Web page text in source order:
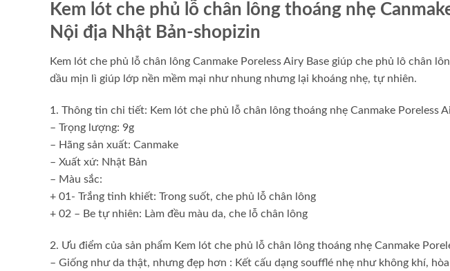
Kem lót che phủ lỗ chân lông thoáng nhẹ
Nội địa Nhật Bản-shopizin
Kem lót che phủ lỗ chân lông Canmake Poreless Airy Base giúp che phủ lô chân
dầu mịn lì giúp lớp nền mềm mại như nhung nhưng lại khoáng nhẹ, tự nhiên.
1. Thông tin chi tiết: Kem lót che phủ lỗ chân lông thoáng nhẹ Canmake Poreless
– Trọng lượng: 9g
– Hãng sản xuất: Canmake
– Xuất xứ: Nhật Bản
– Màu sắc:
+ 01- Trắng tinh khiết: Trong suốt, che phủ lỗ chân lông
+ 02 – Be tự nhiên: Làm đều màu da, che lỗ chân lông
2. Ưu điểm của sản phẩm Kem lót che phủ lỗ chân lông thoáng nhẹ Canmake
– Giống như da thật, nhưng đẹp hơn : Kết cấu dạng soufflé nhẹ như không khí,